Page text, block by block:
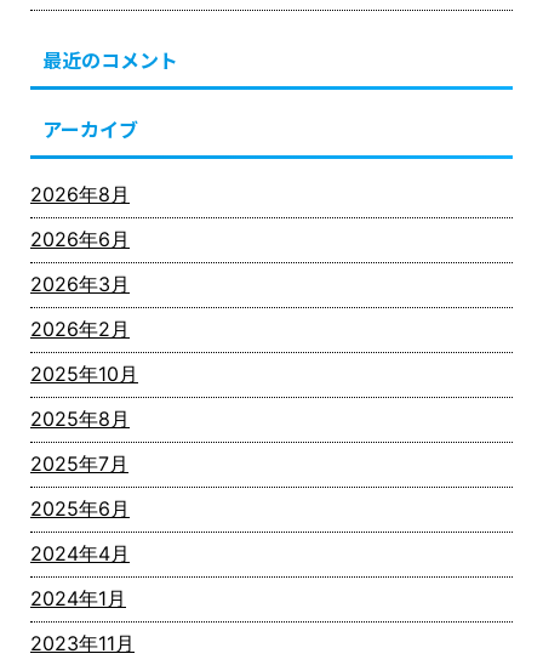
最近のコメント
アーカイブ
2026年8月
2026年6月
2026年3月
2026年2月
2025年10月
2025年8月
2025年7月
2025年6月
2024年4月
2024年1月
2023年11月